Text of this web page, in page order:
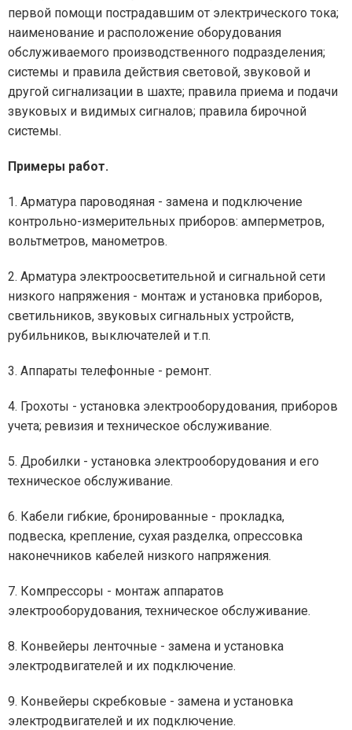
первой помощи пострадавшим от электрического тока;
наименование и расположение оборудования
обслуживаемого производственного подразделения;
системы и правила действия световой, звуковой и
другой сигнализации в шахте; правила приема и подачи
звуковых и видимых сигналов; правила бирочной
системы.
Примеры работ.
1. Арматура пароводяная - замена и подключение
контрольно-измерительных приборов: амперметров,
вольтметров, манометров.
2. Арматура электроосветительной и сигнальной сети
низкого напряжения - монтаж и установка приборов,
светильников, звуковых сигнальных устройств,
рубильников, выключателей и т.п.
3. Аппараты телефонные - ремонт.
4. Грохоты - установка электрооборудования, приборов
учета; ревизия и техническое обслуживание.
5. Дробилки - установка электрооборудования и его
техническое обслуживание.
6. Кабели гибкие, бронированные - прокладка,
подвеска, крепление, сухая разделка, опрессовка
наконечников кабелей низкого напряжения.
7. Компрессоры - монтаж аппаратов
электрооборудования, техническое обслуживание.
8. Конвейеры ленточные - замена и установка
электродвигателей и их подключение.
9. Конвейеры скребковые - замена и установка
электродвигателей и их подключение.